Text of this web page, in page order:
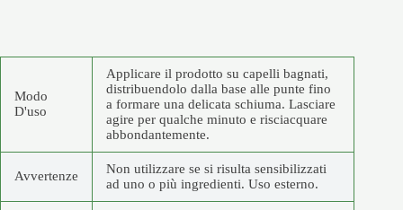
Modo
D'uso
Applicare il prodotto su capelli bagnati,
distribuendolo dalla base alle punte fino
a formare una delicata schiuma. Lasciare
agire per qualche minuto e risciacquare
abbondantemente.
Avvertenze
Non utilizzare se si risulta sensibilizzati
ad uno o più ingredienti. Uso esterno.